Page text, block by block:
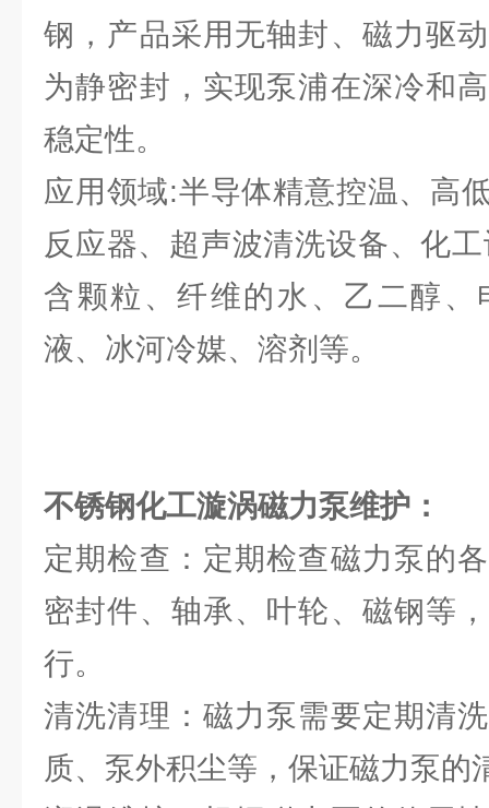
钢，产品采用无轴封、磁力驱
为静密封，实现泵浦在深冷和
稳定性。
应用领域:半导体精意控温、高
反应器、超声波清洗设备、化
含颗粒、纤维的水、乙二醇、
液、冰河冷媒、溶剂等。
不锈钢化工漩涡磁力泵维护：
定期检查：定期检查磁力泵的
密封件、轴承、叶轮、磁钢等
行。
清洗清理：磁力泵需要定期清
质、泵外积尘等，保证磁力泵的